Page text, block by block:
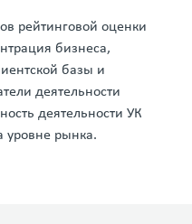
рейтинговой оценки
бизнеса,
базы и
деятельности
деятельности УК
уровне рынка.